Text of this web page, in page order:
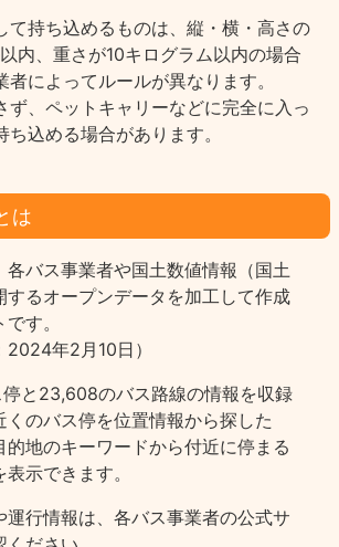
て持ち込めるものは、縦・横・高さの
内、重さが10キログラム以内の場合
者によってルールが異なります。
ず、ペットキャリーなどに完全に入っ
込める場合があります。
は
各バス事業者や国土数値情報（国土
するオープンデータを加工して作成
す。
2024年2月10日）
と23,608のバス路線の情報を収録
くのバス停を位置情報から探した
的地のキーワードから付近に停まる
示できます。
運行情報は、各バス事業者の公式サ